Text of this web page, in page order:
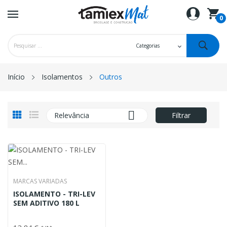
0
Início Isolamentos Outros
Relevância  Filtrar
MARCAS VARIADAS
ISOLAMENTO - TRI-LEV
SEM ADITIVO 180 L